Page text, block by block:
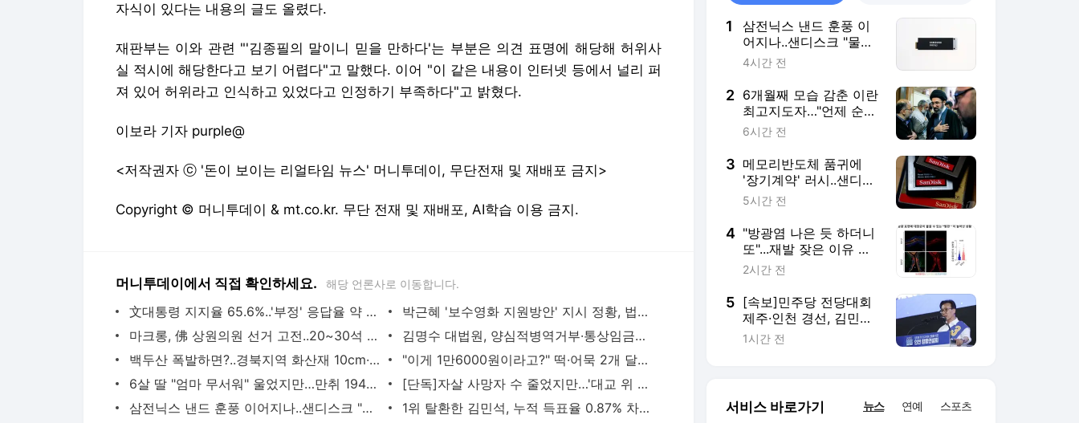
자식이 있다는 내용의 글도 올렸다.
재판부는 이와 관련 "'김종필의 말이니 믿을 만하다'는 부분은 의견 표명에 해당해 허위사
실 적시에 해당한다고 보기 어렵다"고 말했다. 이어 "이 같은 내용이 인터넷 등에서 널리 퍼
져 있어 허위라고 인식하고 있었다고 인정하기 부족하다"고 밝혔다.
이보라 기자 purple@
<저작권자 ⓒ '돈이 보이는 리얼타임 뉴스' 머니투데이, 무단전재 및 재배포 금지>
Copyright © 머니투데이 & mt.co.kr. 무단 전재 및 재배포, AI학습 이용 금지.
머니투데이에서 직접 확인하세요. 해당 언론사로 이동합니다.
文대통령 지지율 65.6%..'부정' 응답율 약 30% -리얼미터
박근혜 '보수영화 지원방안' 지시 정황, 법정진술 나와
마크롱, 佛 상원의원 선거 고전..20~30석 전망
김명수 대법원, 양심적병역거부·통상임금에 어떤 판결 내릴까
백두산 폭발하면?..경북지역 화산재 10cm·남측 11조 피해
"이게 1만6000원이라고?" 떡·어묵 2개 달랑...워터파크 바가지 논란 - 머니투데이
6살 딸 "엄마 무서워" 울었지만…만취 194㎞ 질주, 예비신랑 숨졌다 - 머니투데이
[단독]자살 사망자 수 줄었지만…'대교 위 위험신호' 늘었다 - 머니투데이
삼전닉스 낸드 훈풍 이어지나..샌디스크 "물량 없어 못 번다" 공식화 - 머니투데이
1위 탈환한 김민석, 누적 득표율 0.87% 차이로 정청래 제쳤다 - 머니투데이
1
삼전닉스 낸드 훈풍 이
어지나..샌디스크 "물량
없어 못 번다" 공식화
4시간 전
2 6개월째 모습 감춘 이란
최고지도자…"언제 순교
해도 놀랍지 않아"
6시간 전
3 메모리반도체 품귀에
'장기계약' 러시..샌디스
크·난야도 LTA 확대
5시간 전
4 "방광염 나은 듯 하더니
또"...재발 잦은 이유 찾
았다[한 장으로 보는 건
2시간 전
5 [속보]민주당 전당대회
제주·인천 경선, 김민석
후보 모두 승리
1시간 전
서비스 바로가기 뉴스 연예 스포츠